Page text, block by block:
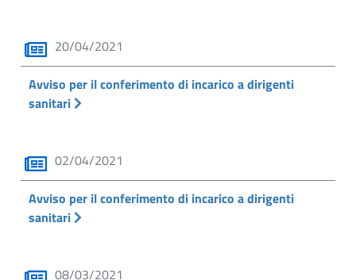
20/04/2021
Avviso per il conferimento di incarico a dirigenti
sanitari
02/04/2021
Avviso per il conferimento di incarico a dirigenti
sanitari
08/03/2021